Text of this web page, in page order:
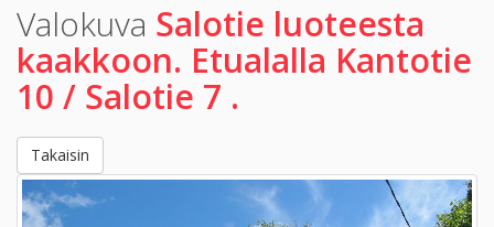
Valokuva Salotie luoteesta
kaakkoon. Etualalla Kantotie
10 / Salotie 7 .
Takaisin